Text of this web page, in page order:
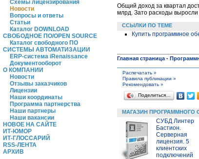
Схемы лицензирования
Новости
Вопросы и ответы
Статьи
Каталог DOWNLOAD
СВОБОДНОЕ ПО/OPEN SOURCE
Каталог свободного ПО
СИСТЕМЫ АВТОМАТИЗАЦИИ
ERP-система iRenaissance
Документооборот
О КОМПАНИИ
Новости
Отзывы заказчиков
Лицензии
Наши координаты
Программа партнерства
Наши партнеры
Наши вакансии
НОВОЕ НА САЙТЕ
ИТ-ЮМОР
ИТ-ГЛОССАРИЙ
RSS-ЛЕНТА
АРХИВ
Общий доход за квартал
млрд. Зато расходы
ССЫЛКИ ПО ТЕМЕ
Купить программное
Главная страница -
Распечатать »
Правила публикации »
Рекомендовать »
Поделиться…
МАГАЗИН ПРОГРАММНОГО
СУБД Линтер
Бастион.
Серверная
лицензия. 5
клиентских
подключений